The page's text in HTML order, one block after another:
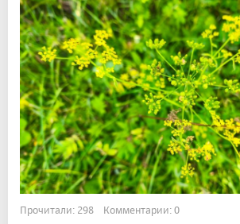
Прочитали: 298 Комментарии: 0